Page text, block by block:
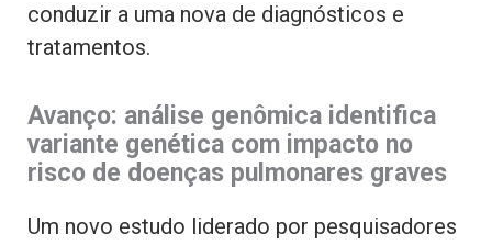
conduzir a uma nova de diagnósticos e
tratamentos.
Avanço: análise genômica identifica
variante genética com impacto no
risco de doenças pulmonares graves
Um novo estudo liderado por pesquisadores